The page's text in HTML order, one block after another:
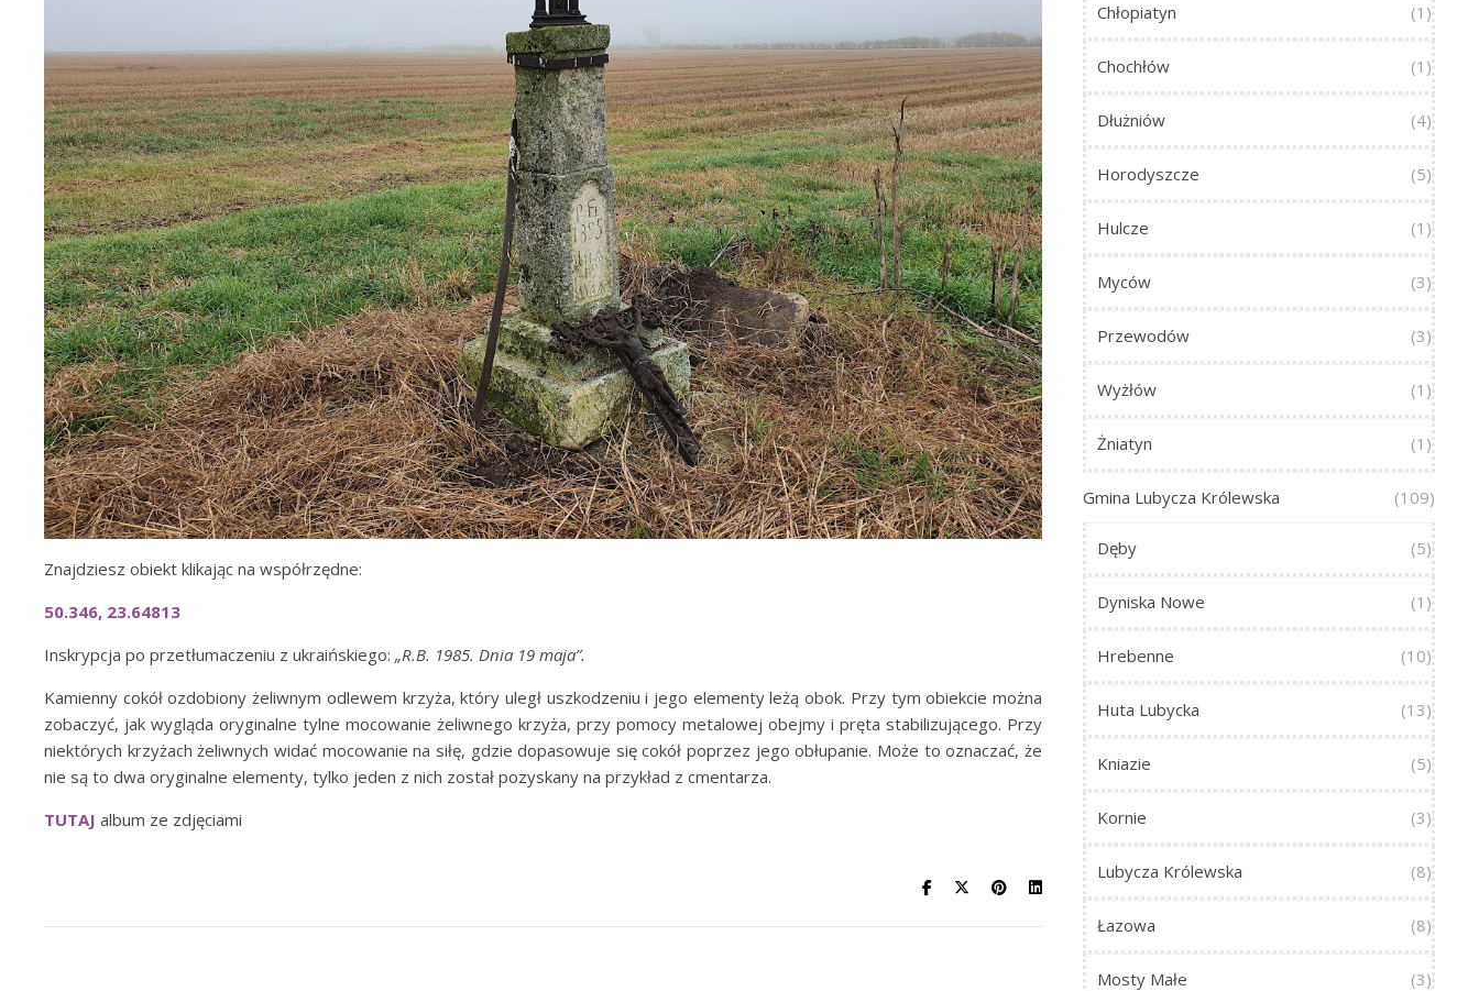
Znajdziesz obiekt klikając na współrzędne:
50.346, 23.64813
Inskrypcja po przetłumaczeniu z ukraińskiego: „R.B. 1985. Dnia 19 maja”.
Kamienny cokół ozdobiony żeliwnym odlewem krzyża, który uległ uszkodzeniu i jego elementy leżą obok. Przy tym obiekcie można
zobaczyć, jak wygląda oryginalne tylne mocowanie żeliwnego krzyża, przy pomocy metalowej obejmy i pręta stabilizującego. Przy
niektórych krzyżach żeliwnych widać mocowanie na siłę, gdzie dopasowuje się cokół poprzez jego obłupanie. Może to oznaczać, że
nie są to dwa oryginalne elementy, tylko jeden z nich został pozyskany na przykład z cmentarza.
TUTAJ album ze zdjęciami
Chłopiatyn (1)
Chochłów (1)
Dłużniów (4)
Horodyszcze (5)
Hulcze (1)
Myców (3)
Przewodów (3)
Wyżłów (1)
Żniatyn (1)
Gmina Lubycza Królewska (109)
Dęby (5)
Dyniska Nowe (1)
Hrebenne (10)
Huta Lubycka (13)
Kniazie (5)
Kornie (3)
Lubycza Królewska (8)
Łazowa (8)
Mosty Małe (3)